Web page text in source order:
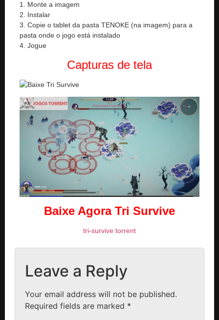
1. Monte a imagem
2. Instalar
3. Copie o tablet da pasta TENOKE (na imagem) para a
pasta onde o jogo está instalado
4. Jogue
Capturas de tela
Baixe Agora Tri Survive
tri-survive torrent
Leave a Reply
Your email address will not be published.
Required fields are marked *